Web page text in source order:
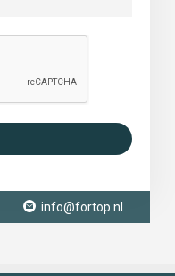
info@fortop.nl